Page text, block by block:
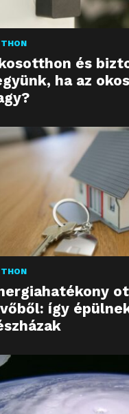
és
ha az
így